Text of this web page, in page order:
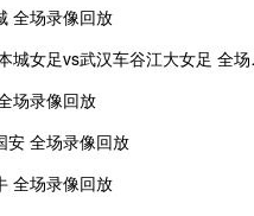
全场录像回放
女足vs武汉车谷江大女足 全场录像
场录像回放
安 全场录像回放
全场录像回放